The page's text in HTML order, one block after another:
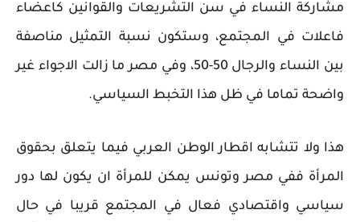
مشاركة النساء في سن التشريعات والقوانين كاعضاء
فاعلات في المجتمع، وستكون نسبة التمثيل مناصفة
بين النساء والرجال 50-50، وفي مصر ما زالت الاجواء غير
واضحة تماما في ظل هذا التخبط السياسي.
هذا ولا تتشابه اقطار الوطن العربي فيما يتعلق بحقوق
المرأة ففي مصر وتونس يمكن للمرأة ان يكون لها دور
سياسي واقتصادي فعال في المجتمع قريبا في حال